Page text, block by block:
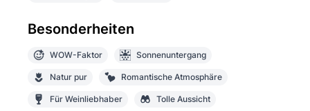
Besonderheiten
WOW-Faktor Sonnenuntergang
Natur pur Romantische Atmosphäre
Für Weinliebhaber Tolle Aussicht